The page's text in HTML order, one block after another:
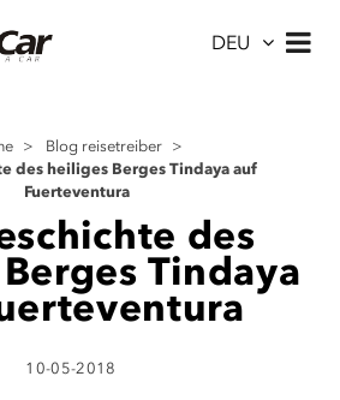
DEU
> Blog reisetreiber >
des heiliges Berges Tindaya auf
Fuerteventura
des
Tindaya
10-05-2018